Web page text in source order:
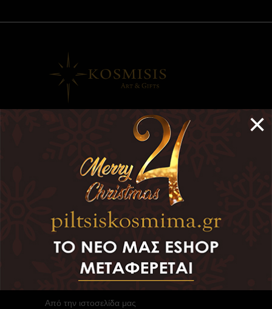
Διεύθυνση: Ηρώων Πολυτεχνείου 13
Άγιος Στέφανος Αττικής
Τηλέφωνο: +302108140389 -
6970155888
email: info@kosmisis.gr
ΤΡΟΠΟΙ ΠΑΡΑΓΓΕΛΙΑΣ
Από το κατάστημα μας
Από την ιστοσελίδα μας
×